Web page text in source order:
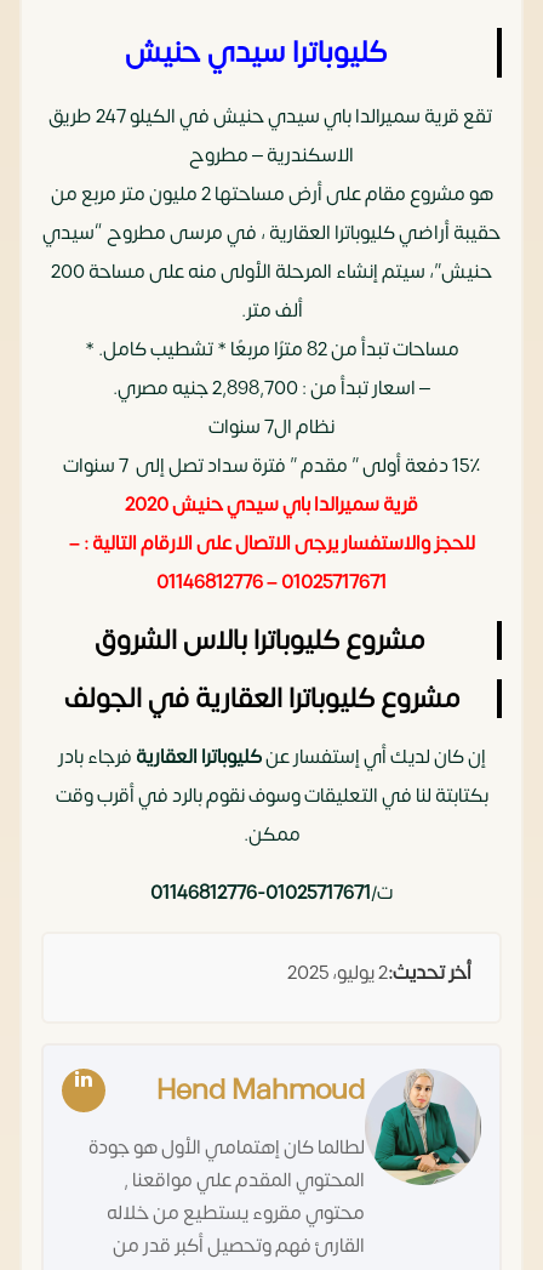
كليوباترا سيدي حنيش
تقع قرية سميرالدا باي سيدي حنيش في الكيلو 247 طريق
الاسكندرية – مطروح
هو مشروع مقام على أرض مساحتها 2 مليون متر مربع من
حقيبة أراضي كليوباترا العقارية ، في مرسى مطروح “سيدي
حنيش”، سيتم إنشاء المرحلة الأولى منه على مساحة 200
ألف متر.
مساحات تبدأ من 82 مترًا مربعًا * تشطيب كامل. *
– اسعار تبدأ من : 2,898,700 جنيه مصري.
نظام ال7 سنوات
15٪ دفعة أولى ” مقدم ” فترة سداد تصل إلى 7 سنوات
قرية سميرالدا باي سيدي حنيش 2020
للحجز والاستفسار يرجى الاتصال على الارقام التالية : –
01025717671 – 01146812776
مشروع كليوباترا بالاس الشروق
مشروع كليوباترا العقارية في الجولف
إن كان لديك أي إستفسار عنكليوباترا العقاريةفرجاء بادر
بكتابتة لنا في التعليقات وسوف نقوم بالرد في أقرب وقت
ممكن.
ت/01025717671-01146812776
أخر تحديث:2 يوليو، 2025
Hend Mahmoud
لطالما كان إهتمامي الأول هو جودة
المحتوي المقدم علي مواقعنا ,
محتوي مقروء يستطيع من خلاله
القارئ فهم وتحصيل أكبر قدر من